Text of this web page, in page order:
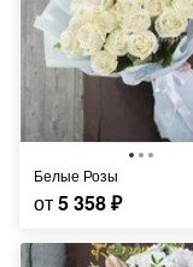
Белые Розы
от5 358₽